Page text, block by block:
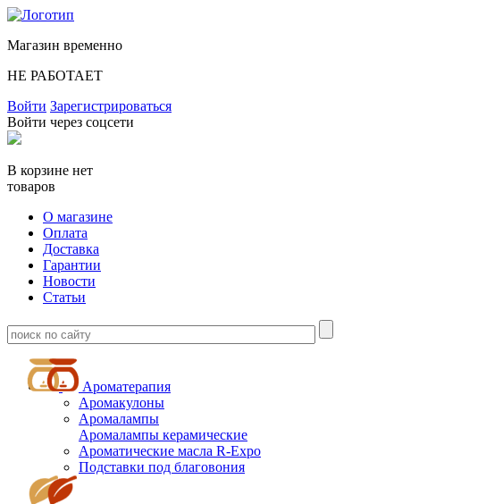
Магазин временно
НЕ РАБОТАЕТ
Войти Зарегистрироваться
Войти через соцсети
В корзине нет
товаров
О магазине
Оплата
Доставка
Гарантии
Новости
Статьи
Ароматерапия
Аромакулоны
Аромалампы
Aромалампы керамические
Ароматические масла R-Expo
Подставки под благовония